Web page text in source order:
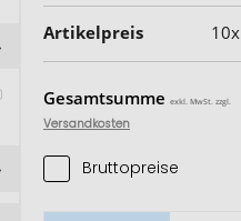
Artikelpreis 10x
Gesamtsumme exkl. MwSt. zzgl.
Versandkosten
Bruttopreise